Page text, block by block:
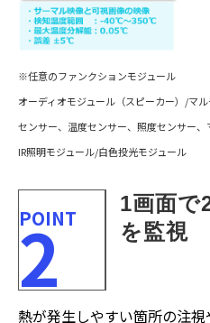
※任意のファンクションモジュール
オーディオモジュール（スピーカー）/マ
センサー、温度センサー、照度センサー、
IR照明モジュール/白色投光モジュール
POINT
2
1画面で
を監視
熱が発生しやすい箇所の注